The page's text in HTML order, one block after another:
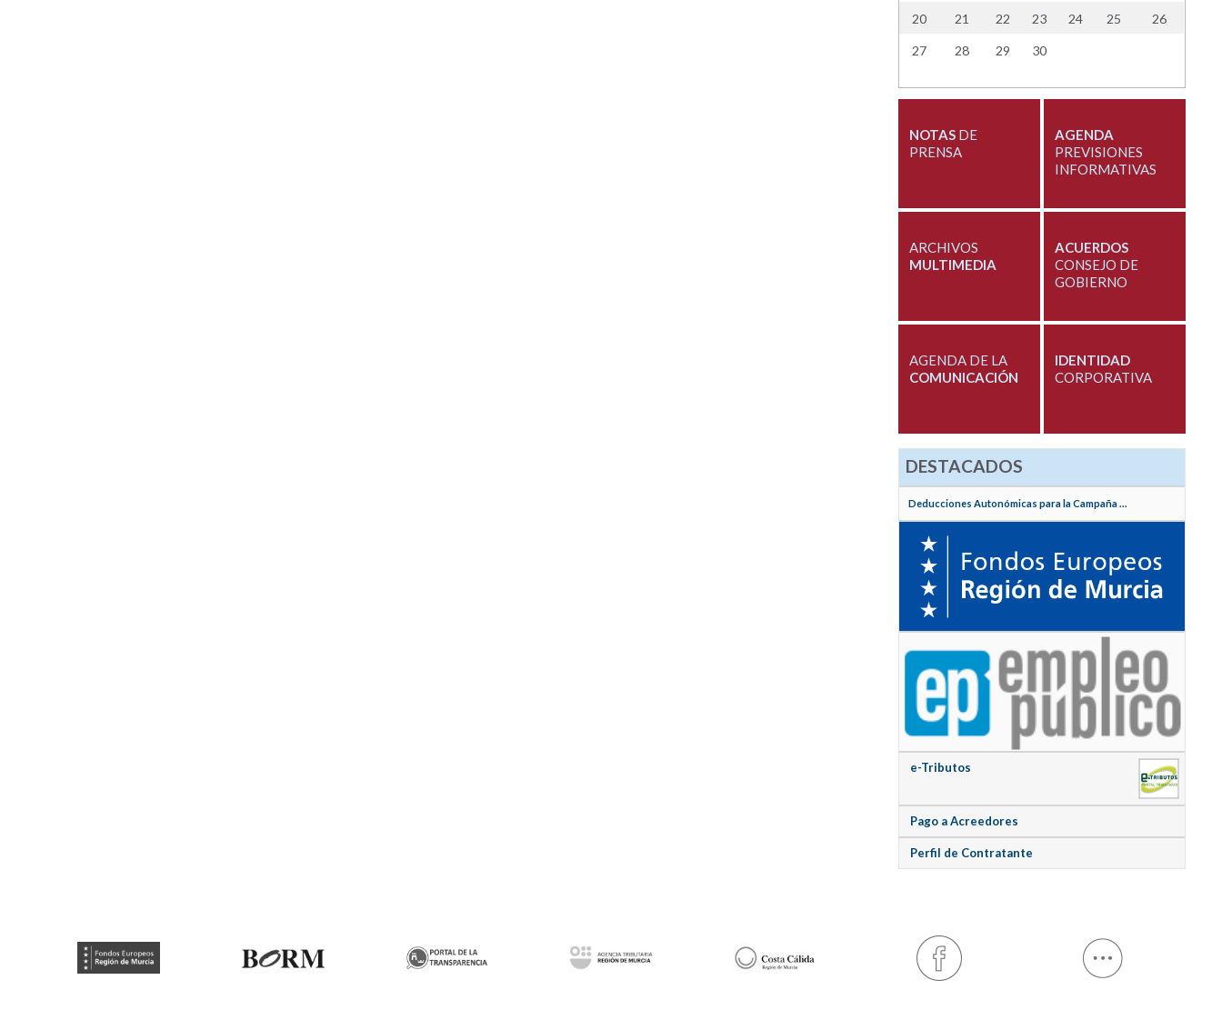
20 21 22 23 24 25 26
27 28 29 30
NOTASDE
PRENSA
AGENDA
PREVISIONES
INFORMATIVAS
ARCHIVOS
MULTIMEDIA
ACUERDOS
CONSEJO DE
GOBIERNO
AGENDA DE LA
COMUNICACIÓN
IDENTIDAD
CORPORATIVA
DESTACADOS
Deducciones Autonómicas para la Campaña ...
e-Tributos
Pago a Acreedores
Perfil de Contratante